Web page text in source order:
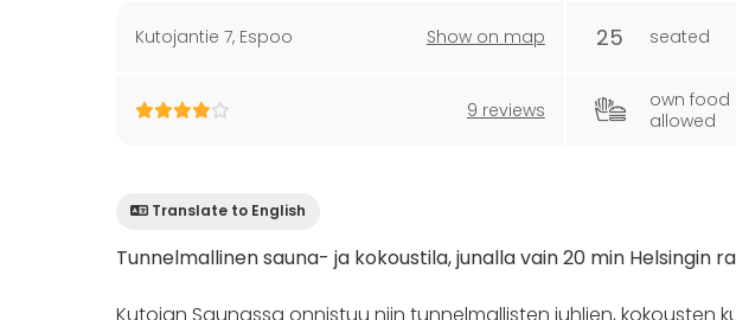
Kutojantie 7, Espoo Show on map
9 reviews
25 seated
own food
allowed
Translate to English
Tunnelmallinen sauna- ja kokoustila, junalla vain 20 min Helsingin